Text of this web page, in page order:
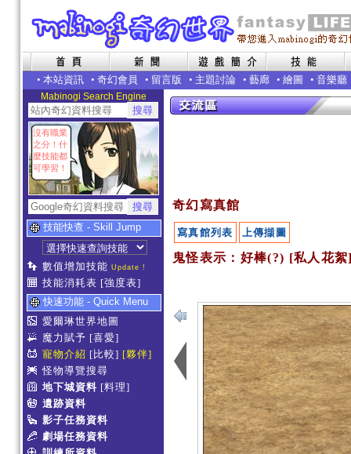
• 本站資訊 • 奇幻會員 • 留言版 • 主題討論 • 藝廊 • 繪圖 • 音樂廳
Mabinogi Search Engine
沒有職業
之分！什
麼技能都
可學習！
技能快查 - Skill Jump
數值增加技能 Update !
技能消耗表 [強度表]
快速功能 - Quick Menu
愛爾琳世界地圖
魔力賦予 [喜愛]
寵物介紹 [比較] [夥伴]
怪物導覽搜尋
地下城資料 [料理]
遺跡資料
影子任務資料
劇場任務資料
奇幻寫真館
寫真館列表 上傳擷圖
鬼怪表示：好棒(?) [私人花